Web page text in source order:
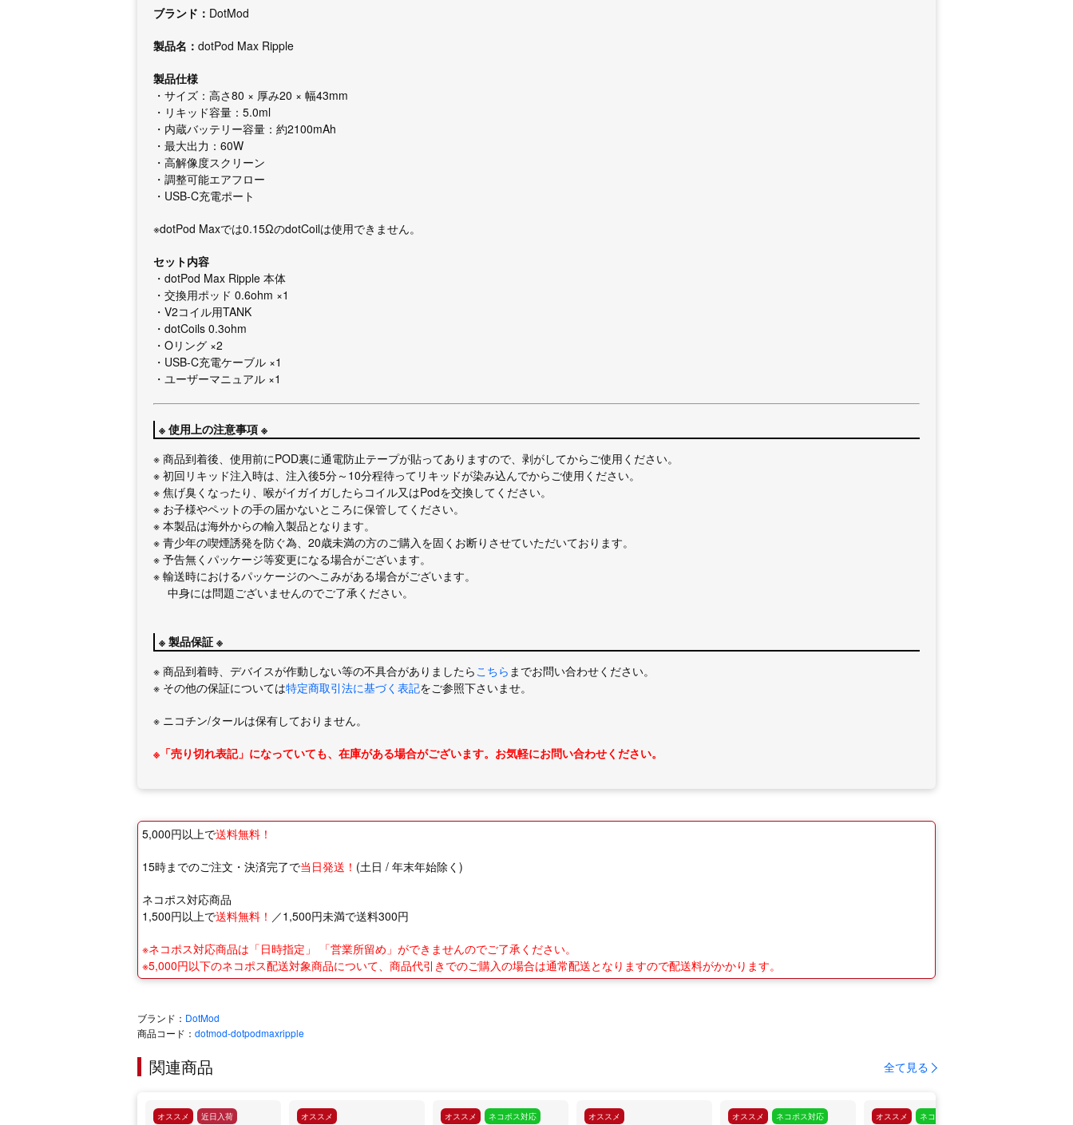
ブランド： DotMod
製品名： dotPod Max Ripple
製品仕様
・サイズ：高さ80 × 厚み20 × 幅43mm
・リキッド容量：5.0ml
・内蔵バッテリー容量：約2100mAh
・最大出力：60W
・高解像度スクリーン
・調整可能エアフロー
・USB-C充電ポート
※dotPod Maxでは0.15ΩのdotCoilは使用できません。
セット内容
・dotPod Max Ripple 本体
・交換用ポッド 0.6ohm ×1
・V2コイル用TANK
・dotCoils 0.3ohm
・Oリング ×2
・USB-C充電ケーブル ×1
・ユーザーマニュアル ×1
※ 使用上の注意事項 ※
※ 商品到着後、使用前にPOD裏に通電防止テープが貼ってありますので、剥がしてからご使用ください。
※ 初回リキッド注入時は、注入後5分～10分程待ってリキッドが染み込んでからご使用ください。
※ 焦げ臭くなったり、喉がイガイガしたらコイル又はPodを交換してください。
※ お子様やペットの手の届かないところに保管してください。
※ 本製品は海外からの輸入製品となります。
※ 青少年の喫煙誘発を防ぐ為、20歳未満の方のご購入を固くお断りさせていただいております。
※ 予告無くパッケージ等変更になる場合がございます。
※ 輸送時におけるパッケージのへこみがある場合がございます。
中身には問題ございませんのでご了承ください。
※ 製品保証 ※
※ 商品到着時、デバイスが作動しない等の不具合がありましたらこちら までお問い合わせください。
※ その他の保証については特定商取引法に基づく表記をご参照下さいませ。
※ ニコチン/タールは保有しておりません。
※「売り切れ表記」になっていても、在庫がある場合がございます。お気軽にお問い合わせください。
5,000円以上で送料無料！
15時までのご注文・決済完了で当日発送！ (土日 / 年末年始除く)
ネコポス対応商品
1,500円以上で送料無料！ ／1,500円未満で送料300円
※ネコポス対応商品は「日時指定」 「営業所留め」ができませんのでご了承ください。
※5,000円以下のネコポス配送対象商品について、商品代引きでのご購入の場合は通常配送となりますので配送料がかかります。
ブランド： DotMod
商品コード： dotmod-dotpodmaxripple
関連商品 全て見る
オススメ 近日入荷 オススメ オススメ ネコポス対応 オススメ オススメ ネコポス対応 オススメ ネコポス対応